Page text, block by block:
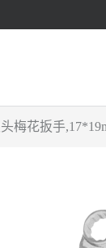
梅花扳手